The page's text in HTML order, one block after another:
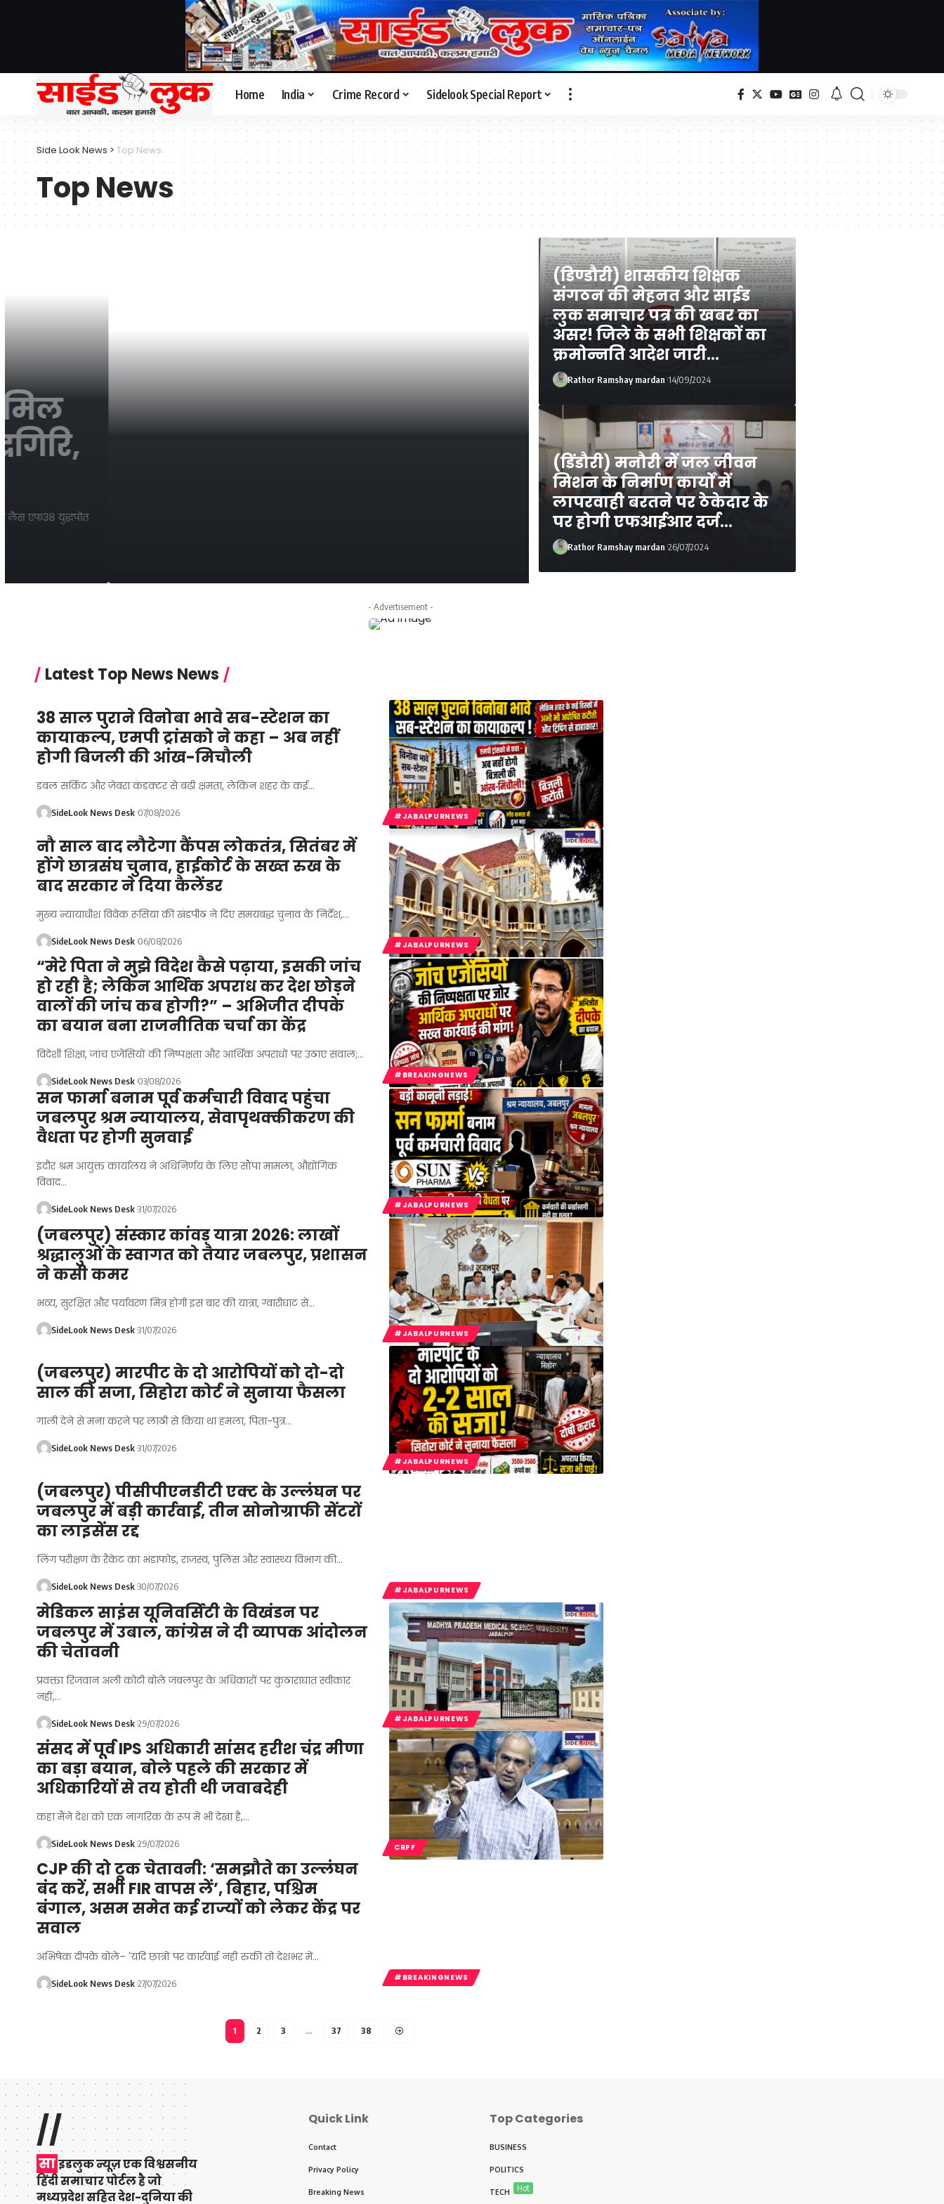
Home India Crime Record Sidelook Special Report
Side Look News > Top News
Top News
GOV. POLICY / ORDER / SCHEME
(राष्ट्रीय) कैबिनेट ने ठाणे इंटीग्रल रिंग
साईडलुक। प्रधानमंत्री नरेन्द्र मोदी की अध्यक्षता में केंद्रीय मंत्रिमंडल ने महाराष्ट्र के ठाणे इंटीग्रल रिंग मेट्रो रेल प्रोजेक्ट
SideLook News Desk
(डिण्डौरी) शासकीय शिक्षक
संगठन की मेहनत और साईड
लुक समाचार पत्र की खबर का
असर! जिले के सभी शिक्षकों का
क्रमोन्नति आदेश जारी…
Rathor Ramshay mardan 14/09/2024
(डिंडौरी) मनौरी में जल जीवन
मिशन के निर्माण कार्यों में
लापरवाही बरतने पर ठेकेदार के
पर होगी एफआईआर दर्ज…
Rathor Ramshay mardan 26/07/2024
- Advertisement -
Latest Top News News
#JABALPURNEWS
38 साल पुराने विनोबा भावे सब-स्टेशन का
कायाकल्प, एमपी ट्रांसको ने कहा – अब नहीं
होगी बिजली की आंख-मिचौली
डबल सर्किट और ज़ेबरा कंडक्टर से बढ़ी क्षमता, लेकिन शहर के कई…
SideLook News Desk 07/08/2026
#JABALPURNEWS
नौ साल बाद लौटेगा कैंपस लोकतंत्र, सितंबर में
होंगे छात्रसंघ चुनाव, हाईकोर्ट के सख्त रुख के
बाद सरकार ने दिया कैलेंडर
मुख्य न्यायाधीश विवेक रूसिया की खंडपीठ ने दिए समयबद्ध चुनाव के निर्देश,…
SideLook News Desk 06/08/2026
#BREAKINGNEWS
“मेरे पिता ने मुझे विदेश कैसे पढ़ाया, इसकी जांच
हो रही है; लेकिन आर्थिक अपराध कर देश छोड़ने
वालों की जांच कब होगी?” – अभिजीत दीपके
का बयान बना राजनीतिक चर्चा का केंद्र
विदेशी शिक्षा, जांच एजेंसियों की निष्पक्षता और आर्थिक अपराधों पर उठाए सवाल;…
SideLook News Desk 03/08/2026
#JABALPURNEWS
सन फार्मा बनाम पूर्व कर्मचारी विवाद पहुंचा
जबलपुर श्रम न्यायालय, सेवापृथक्कीकरण की
वैधता पर होगी सुनवाई
इंदौर श्रम आयुक्त कार्यालय ने अधिनिर्णय के लिए सौंपा मामला, औद्योगिक
विवाद…
SideLook News Desk 31/07/2026
#JABALPURNEWS
(जबलपुर) संस्कार कांवड़ यात्रा 2026: लाखों
श्रद्धालुओं के स्वागत को तैयार जबलपुर, प्रशासन
ने कसी कमर
भव्य, सुरक्षित और पर्यावरण मित्र होगी इस बार की यात्रा, ग्वारीघाट से…
SideLook News Desk 31/07/2026
#JABALPURNEWS
(जबलपुर) मारपीट के दो आरोपियों को दो-दो
साल की सजा, सिहोरा कोर्ट ने सुनाया फैसला
गाली देने से मना करने पर लाठी से किया था हमला, पिता-पुत्र…
SideLook News Desk 31/07/2026
#JABALPURNEWS
(जबलपुर) पीसीपीएनडीटी एक्ट के उल्लंघन पर
जबलपुर में बड़ी कार्रवाई, तीन सोनोग्राफी सेंटरों
का लाइसेंस रद्द
लिंग परीक्षण के रैकेट का भंडाफोड़, राजस्व, पुलिस और स्वास्थ्य विभाग की…
SideLook News Desk 30/07/2026
#JABALPURNEWS
मेडिकल साइंस यूनिवर्सिटी के विखंडन पर
जबलपुर में उबाल, कांग्रेस ने दी व्यापक आंदोलन
की चेतावनी
प्रवक्ता रिजवान अली कोटी बोले जबलपुर के अधिकारों पर कुठाराघात स्वीकार
नहीं,…
SideLook News Desk 29/07/2026
CRPF
संसद में पूर्व IPS अधिकारी सांसद हरीश चंद्र मीणा
का बड़ा बयान, बोले पहले की सरकार में
अधिकारियों से तय होती थी जवाबदेही
कहा मैंने देश को एक नागरिक के रूप में भी देखा है,…
SideLook News Desk 29/07/2026
#BREAKINGNEWS
CJP की दो टूक चेतावनी: ‘समझौते का उल्लंघन
बंद करें, सभी FIR वापस लें’, बिहार, पश्चिम
बंगाल, असम समेत कई राज्यों को लेकर केंद्र पर
सवाल
अभिषेक दीपके बोले– 'यदि छात्रों पर कार्रवाई नहीं रुकी तो देशभर में…
SideLook News Desk 27/07/2026
1 2 3 … 37 38
//
साइडलुक न्यूज़ एक विश्वसनीय
हिंदी समाचार पोर्टल है जो
मध्यप्रदेश सहित देश-दुनिया की
Quick Link
Contact
Privacy Policy
Breaking News
Top Categories
BUSINESS
POLITICS
TECH Hot